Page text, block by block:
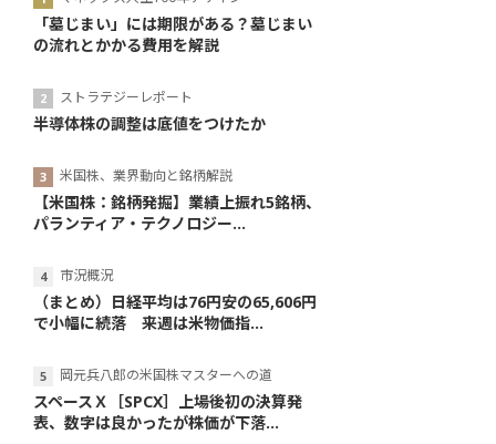
「墓じまい」には期限がある？墓じまい
の流れとかかる費用を解説
ストラテジーレポート
半導体株の調整は底値をつけたか
米国株、業界動向と銘柄解説
【米国株：銘柄発掘】業績上振れ5銘柄、
パランティア・テクノロジー...
市況概況
（まとめ）日経平均は76円安の65,606円
で小幅に続落 来週は米物価指...
岡元兵八郎の米国株マスターへの道
スペースＸ［SPCX］上場後初の決算発
表、数字は良かったが株価が下落...